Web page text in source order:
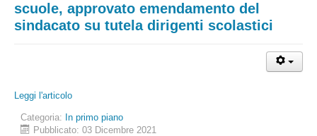
scuole, approvato emendamento del
sindacato su tutela dirigenti scolastici
Leggi l'articolo
Categoria: In primo piano
Pubblicato: 03 Dicembre 2021